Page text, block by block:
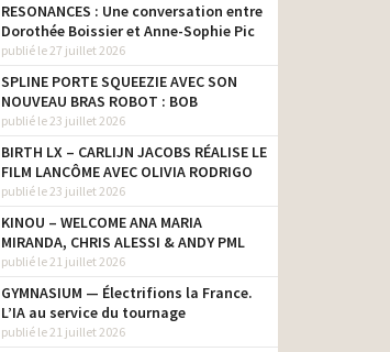
RESONANCES : Une conversation entre
Dorothée Boissier et Anne-Sophie Pic
publié le 27 juillet 2026
SPLINE PORTE SQUEEZIE AVEC SON
NOUVEAU BRAS ROBOT : BOB
publié le 23 juillet 2026
BIRTH LX – CARLIJN JACOBS RÉALISE LE
FILM LANCÔME AVEC OLIVIA RODRIGO
publié le 23 juillet 2026
KINOU – WELCOME ANA MARIA
MIRANDA, CHRIS ALESSI & ANDY PML
publié le 21 juillet 2026
GYMNASIUM — Électrifions la France.
L’IA au service du tournage
publié le 21 juillet 2026